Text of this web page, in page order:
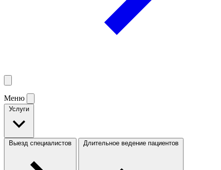
Меню
Услуги
Выезд специалистов Длительное ведение пациентов